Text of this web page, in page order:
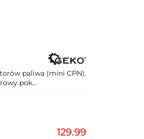
paliwa (mini CPN).
pok...
129.99